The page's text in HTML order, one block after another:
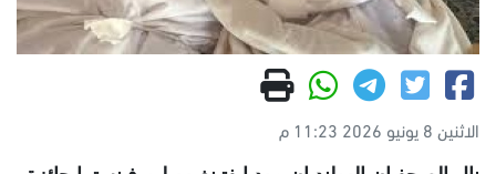
الاثنين 8 يونيو 2026 11:23 م